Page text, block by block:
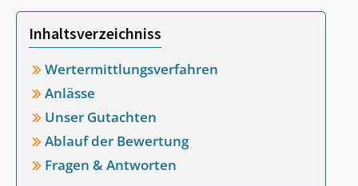
Inhaltsverzeichniss
Wertermittlungsverfahren
Anlässe
Unser Gutachten
Ablauf der Bewertung
Fragen & Antworten